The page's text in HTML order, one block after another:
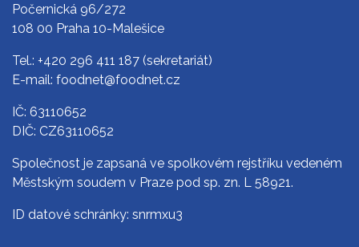
Počernická 96/272
108 00 Praha 10-Malešice
Tel.: +420 296 411 187 (sekretariát)
E-mail: foodnet@foodnet.cz
IČ: 63110652
DIČ: CZ63110652
Společnost je zapsaná ve spolkovém rejstříku vedeném
Městským soudem v Praze pod sp. zn. L 58921.
ID datové schránky: snrmxu3